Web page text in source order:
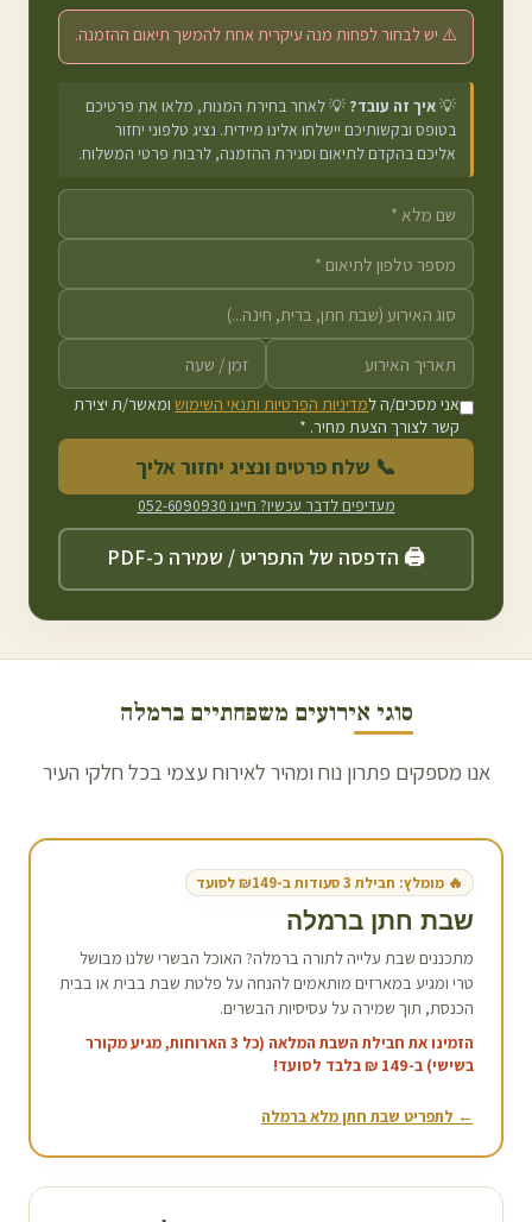
⚠️ יש לבחור לפחות מנה עיקרית אחת להמשך תיאום ההזמנה.
💡איך זה עובד? 💡 לאחר בחירת המנות, מלאו את פרטיכם
בטופס ובקשותיכם יישלחו אלינו מיידית. נציג טלפוני יחזור
אליכם בהקדם לתיאום וסגירת ההזמנה, לרבות פרטי המשלוח.
אני מסכים/ה למדיניות הפרטיות ותנאי השימושומאשר/ת יצירת
קשר לצורך הצעת מחיר. *
📞 שלח פרטים ונציג יחזור אליך
מעדיפים לדבר עכשיו? חייגו 052-6090930
🖨️ הדפסה של התפריט / שמירה כ-PDF
סוגי אירועים משפחתיים ברמלה
אנו מספקים פתרון נוח ומהיר לאירוח עצמי בכל חלקי העיר
🔥 מומלץ: חבילת 3 סעודות ב-₪149 לסועד
שבת חתן ברמלה
מתכננים שבת עלייה לתורה ברמלה? האוכל הבשרי שלנו מבושל
טרי ומגיע במארזים מותאמים להנחה על פלטת שבת בבית או בבית
הכנסת, תוך שמירה על עסיסיות הבשרים.
הזמינו את חבילת השבת המלאה (כל 3 הארוחות, מגיע מקורר
בשישי) ב-149 ₪ בלבד לסועד!
← לתפריט שבת חתן מלא ברמלה